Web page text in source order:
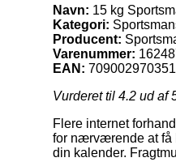
Navn: 15 kg
Kategori:
Producent:
Varenummer:
EAN:
Vurderet til 4.2 ud af
Flere internet
for nærværende at få
din kalender.